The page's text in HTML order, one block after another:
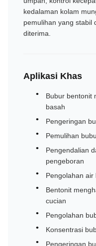
kedalaman kolam
pemulihan yang stabil
diterima.
Aplikasi Khas
Bubur bentonit
basah
Pengeringan
Pemulihan
Pengendalian
pengeboran
Pengolahan
Bentonit
cucian
Pengolahan
Konsentrasi
Pengeringan